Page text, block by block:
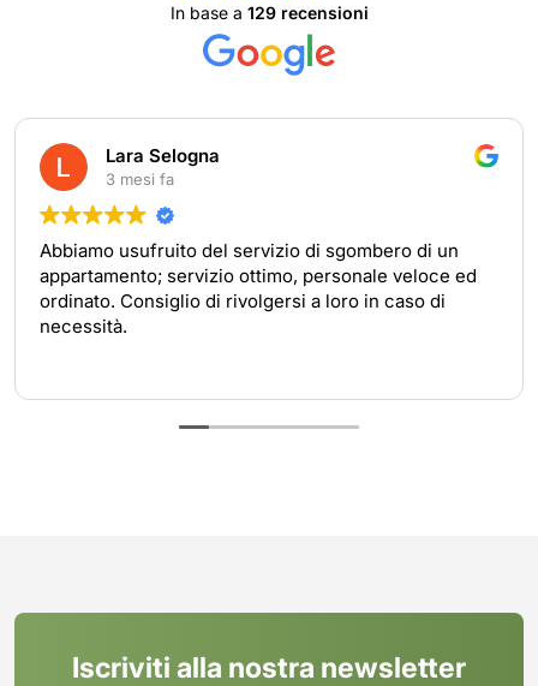
In base a 129 recensioni
Lara Selogna
3 mesi fa
Abbiamo usufruito del servizio di sgombero di un
appartamento; servizio ottimo, personale veloce ed
ordinato. Consiglio di rivolgersi a loro in caso di
necessità.
Iscriviti alla nostra newsletter